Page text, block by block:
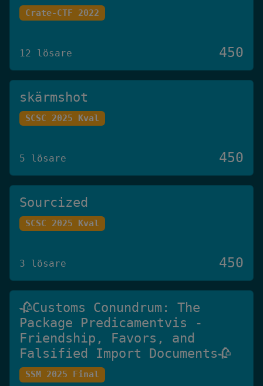
Crate-CTF 2022
12 lösare 450
skärmshot
SCSC 2025 Kval
5 lösare 450
Sourcized
SCSC 2025 Kval
3 lösare 450
🥀Customs Conundrum: The
Package Predicamentvis -
Friendship, Favors, and
Falsified Import Documents🥀
SSM 2025 Final